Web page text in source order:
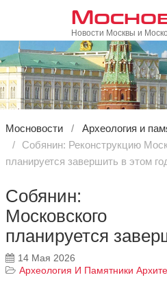
Новости Москвы и
Мосновости
Археология и
Собянин: Реконструкцию
планируется завершить в этом
Собянин:
планируется
14 Мая 2026
Археология И Памятники